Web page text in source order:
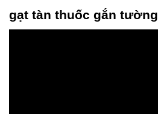
gạt tàn thuốc gắn tường